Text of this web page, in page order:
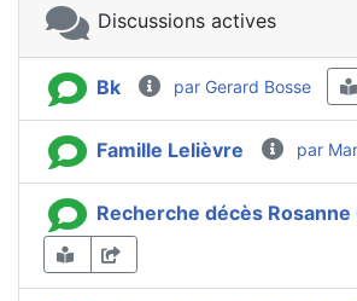
Discussions actives
Bk par Gerard Bosse
Famille Lelièvre par
Recherche décès Rosanne